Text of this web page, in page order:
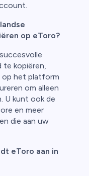
op eToro?
te kopiëren,
op het platform
om alleen
U kunt ook de
en meer
die aan uw
eToro aan in